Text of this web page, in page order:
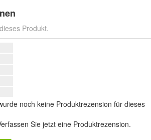
Produkt.
noch keine Produktrezension für dieses
Sie jetzt eine Produktrezension.